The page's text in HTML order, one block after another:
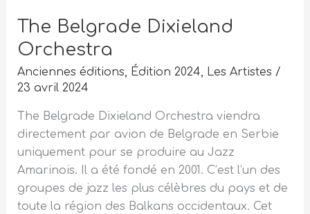
The Belgrade Dixieland
Orchestra
Anciennes éditions, Édition 2024, Les Artistes /
23 avril 2024
The Belgrade Dixieland Orchestra viendra
directement par avion de Belgrade en Serbie
uniquement pour se produire au Jazz
Amarinois. Il a été fondé en 2001. C’est l’un des
groupes de jazz les plus célèbres du pays et de
toute la région des Balkans occidentaux. Cet